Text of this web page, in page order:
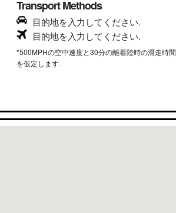
Transport Methods
目的地を入力してください.
目的地を入力してください.
*500MPHの空中速度と30分の離着陸時の滑走時間
を仮定します.